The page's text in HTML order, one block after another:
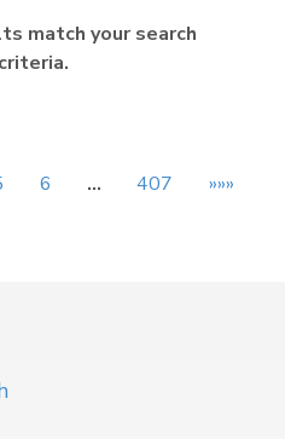
match your search
criteria.
6 … 407 »»»